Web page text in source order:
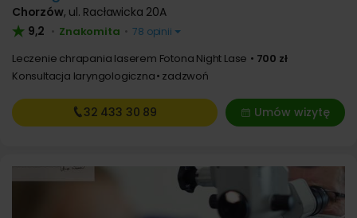
Chorzów, ul. Racławicka 20A
9,2 • Znakomita • 78 opinii
Leczenie chrapania laserem Fotona Night Lase
700 zł
Konsultacja laryngologiczna zadzwoń
Umów wizytę
32 433 30 89